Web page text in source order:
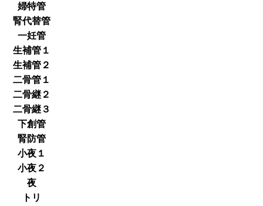
婦特管
腎代替管
一妊管
生補管１
生補管２
二骨管１
二骨継２
二骨継３
下創管
腎防管
小夜１
小夜２
夜
トリ